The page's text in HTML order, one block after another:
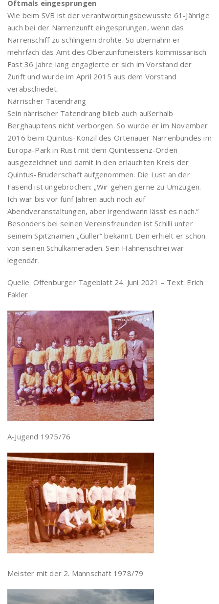
Oftmals eingesprungen
Wie beim SVB ist der verantwortungsbewusste 61-Jährige
auch bei der Narrenzunft eingesprungen, wenn das
Narrenschiff zu schlingern drohte. So übernahm er
mehrfach das Amt des Oberzunftmeisters kommissarisch.
Fast 36 Jahre lang engagierte er sich im Vorstand der
Zunft und wurde im April 2015 aus dem Vorstand
verabschiedet.
Närrischer Tatendrang
Sein närrischer Tatendrang blieb auch außerhalb
Berghauptens nicht verborgen. So wurde er im November
2016 beim Quintus-Konzil des Ortenauer Narrenbundes im
Europa-Park in Rust mit dem Quintessenz-Orden
ausgezeichnet und damit in den erlauchten Kreis der
Quintus-Bruderschaft aufgenommen. Die Lust an der
Fasend ist ungebrochen: „Wir gehen gerne zu Umzügen.
Ich war bis vor fünf Jahren auch noch auf
Abendveranstaltungen, aber irgendwann lässt es nach.“
Besonders bei seinen Vereinsfreunden ist Schilli unter
seinem Spitznamen „Guller“ bekannt. Den erhielt er schon
von seinen Schulkameraden. Sein Hahnenschrei war
legendär.
Quelle: Offenburger Tageblatt 24. Juni 2021 – Text: Erich
Fakler
A-Jugend 1975/76
Meister mit der 2. Mannschaft 1978/79